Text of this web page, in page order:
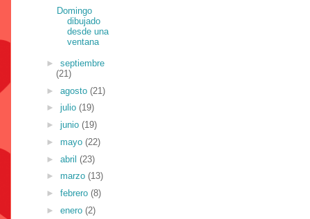
Domingo
dibujado
desde una
ventana
► septiembre
(21)
► agosto (21)
► julio (19)
► junio (19)
► mayo (22)
► abril (23)
► marzo (13)
► febrero (8)
► enero (2)